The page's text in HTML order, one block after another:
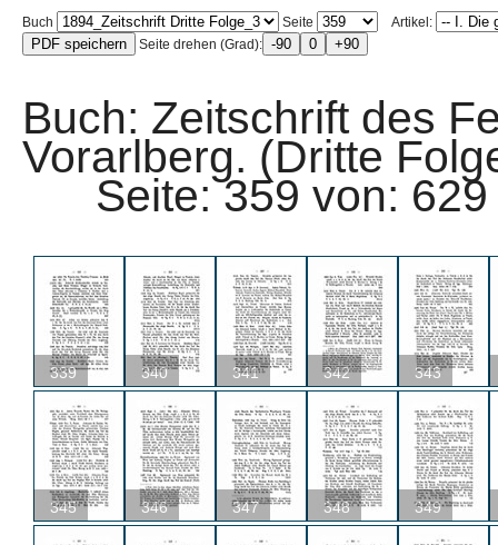
Buch Seite
Artikel:
Seite drehen (Grad):
Buch: Zeitschrift des
Vorarlberg. (Dritte
Seite: 359 von:
339 340 341 342 343
345 346 347 348 349